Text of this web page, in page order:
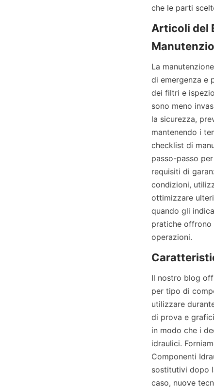
che le parti
Articoli del
La
di emergenza e
dei filtri e
sono meno
la sicurezza,
mantenendo i
checklist di
passo-passo
requisiti di
condizioni,
ottimizzare
quando gli
pratiche offrono
operazioni.
Il nostro blog
per tipo di
utilizzare
di prova e
in modo che i
idraulici.
Componenti
sostitutivi dopo
caso, nuove